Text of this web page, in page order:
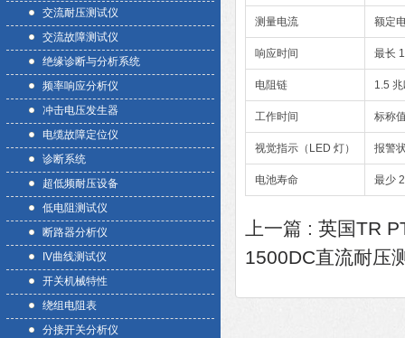
交流耐压测试仪
交流故障测试仪
绝缘诊断与分析系统
频率响应分析仪
冲击电压发生器
电缆故障定位仪
诊断系统
超低频耐压设备
低电阻测试仪
断路器分析仪
IV曲线测试仪
开关机械特性
绕组电阻表
分接开关分析仪
测量电流 额定
响应时间 最长
电阻链 1.5
工作时间 标称
视觉指示（LED 灯） 报警
电池寿命 最少
上一篇 : 英国TR
1500DC直流耐压